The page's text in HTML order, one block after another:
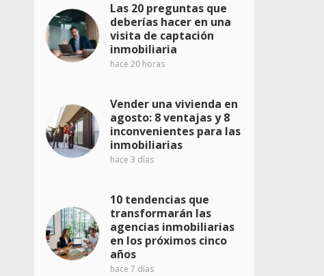
Las 20 preguntas que
deberías hacer en una
visita de captación
inmobiliaria
hace 20 horas
Vender una vivienda en
agosto: 8 ventajas y 8
inconvenientes para las
inmobiliarias
hace 3 días
10 tendencias que
transformarán las
agencias inmobiliarias
en los próximos cinco
años
hace 7 días